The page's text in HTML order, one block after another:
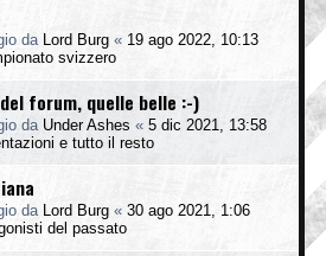
da Lord Burg « 19 ago 2022, 10:13
svizzero
forum, quelle belle :-)
da Under Ashes « 5 dic 2021, 13:58
e tutto il resto
da Lord Burg « 30 ago 2021, 1:06
del passato